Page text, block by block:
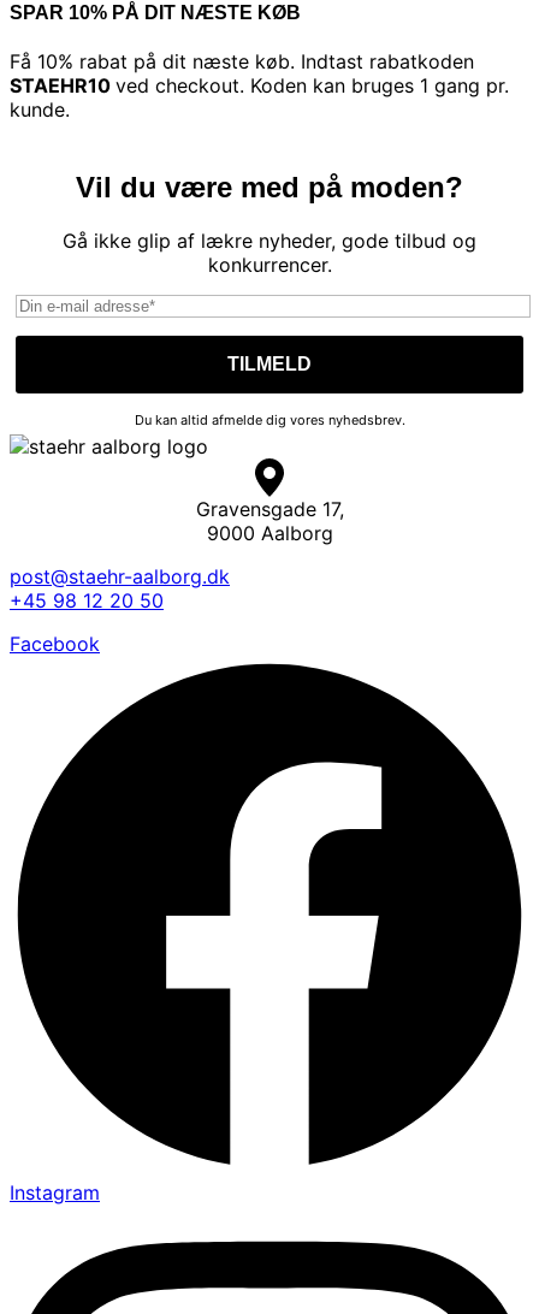
SPAR 10% PÅ DIT NÆSTE KØB
Få 10% rabat på dit næste køb. Indtast rabatkoden
STAEHR10 ved checkout. Koden kan bruges 1 gang pr.
kunde.
Vil du være med på moden?
Gå ikke glip af lækre nyheder, gode tilbud og
konkurrencer.
Du kan altid afmelde dig vores nyhedsbrev.
Gravensgade 17,
9000 Aalborg
post@staehr-aalborg.dk
+45 98 12 20 50
Facebook
Instagram